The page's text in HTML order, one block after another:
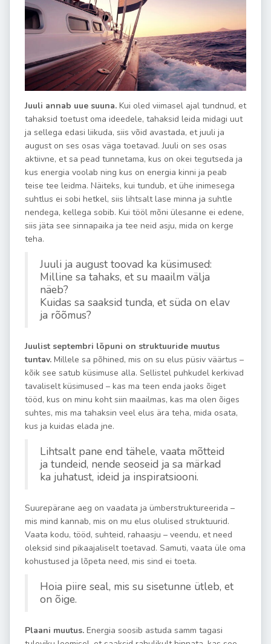
Juuli annab uue suuna. Kui oled viimasel ajal tundnud, et
tahaksid toetust oma ideedele, tahaksid leida midagi uut
ja sellega edasi liikuda, siis võid avastada, et juuli ja
august on ses osas väga toetavad. Juuli on ses osas
aktiivne, et sa pead tunnetama, kus on okei tegutseda ja
kus energia voolab ning kus on energia kinni ja peab
teise tee leidma. Näiteks, kui tundub, et ühe inimesega
suhtlus ei sobi hetkel, siis lihtsalt lase minna ja suhtle
nendega, kellega sobib. Kui tööl mõni ülesanne ei edene,
siis jäta see sinnapaika ja tee neid asju, mida on kerge
teha.
Juuli ja august toovad ka küsimused:
Milline sa tahaks, et su maailm välja
näeb?
Kuidas sa saaksid tunda, et süda on elav
ja rõõmus?
Juulist septembri lõpuni on struktuuride muutus
tuntav. Millele sa põhined, mis on su elus püsiv väärtus –
kõik see satub küsimuse alla. Sellistel puhkudel kerkivad
tavaliselt küsimused – kas ma teen enda jaoks õiget
tööd, kus on minu koht siin maailmas, kas ma olen õiges
suhtes, mis ma tahaksin veel elus ära teha, mida osata,
kus ja kuidas elada jne.
Lihtsalt pane end tähele, vaata mõtteid
ja tundeid, nende seoseid ja sa märkad
ka juhatust, ideid ja inspiratsiooni.
Suurepärane aeg on vaadata ja ümberstruktureerida –
mis mind kannab, mis on mu elus olulised struktuurid.
Vaata kodu, tööd, suhteid, rahaasju – veendu, et need
oleksid sind pikaajaliselt toetavad. Samuti, vaata üle oma
kohustused ja lõpeta need, mis sind ei toeta.
Hoia piire seal, mis su sisetunne ütleb, et
on õige.
Plaani muutus. Energia soosib astuda samm tagasi